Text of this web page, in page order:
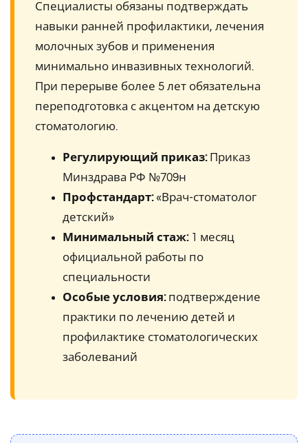
Специалисты обязаны подтверждать
навыки ранней профилактики, лечения
молочных зубов и применения
минимально инвазивных технологий.
При перерыве более 5 лет обязательна
переподготовка с акцентом на детскую
стоматологию.
Регулирующий приказ:Приказ
Минздрава РФ №709н
Профстандарт:«Врач-стоматолог
детский»
Минимальный стаж:1 месяц
официальной работы по
специальности
Особые условия:подтверждение
практики по лечению детей и
профилактике стоматологических
заболеваний